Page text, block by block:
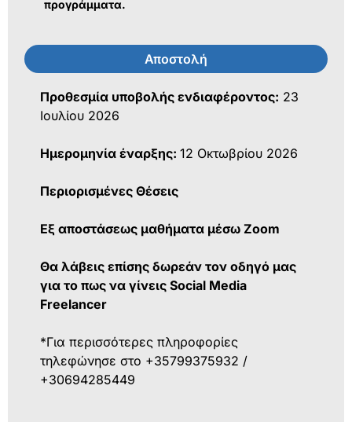
προγράμματα.
Αποστολή
Προθεσμία υποβολής ενδιαφέροντος: 23
Ιουλίου 2026
Ημερομηνία έναρξης: 12 Οκτωβρίου 2026
Περιορισμένες Θέσεις
Εξ αποστάσεως μαθήματα μέσω Zoom
Θα λάβεις επίσης δωρεάν τον οδηγό μας
για το πως να γίνεις Social Media
Freelancer
*Για περισσότερες πληροφορίες
τηλεφώνησε στο +35799375932 /
+30694285449